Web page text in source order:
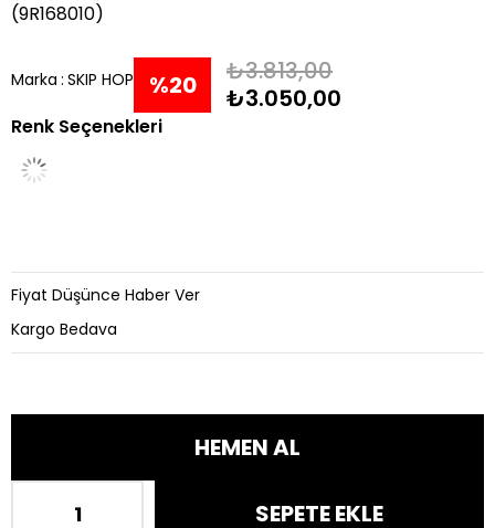
(9R168010)
Marka : SKIP HOP %20
İndirim
₺3.813,00
₺3.050,00
Renk Seçenekleri
Fiyat Düşünce Haber Ver
Kargo Bedava